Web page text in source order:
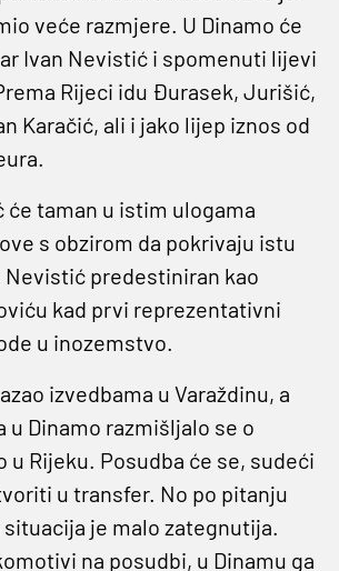
veće razmjere. U Dinamo će
Ivan Nevistić i spomenuti lijevi
Rijeci idu Đurasek, Jurišić,
Karačić, ali i jako lijep iznos od
taman u istim ulogama
s obzirom da pokrivaju istu
Nevistić predestiniran kao
kad prvi reprezentativni
u inozemstvo.
izvedbama u Varaždinu, a
u Dinamo razmišljalo se o
u Rijeku. Posudba će se, sudeći
u transfer. No po pitanju
situacija je malo zategnutija.
na posudbi, u Dinamu ga